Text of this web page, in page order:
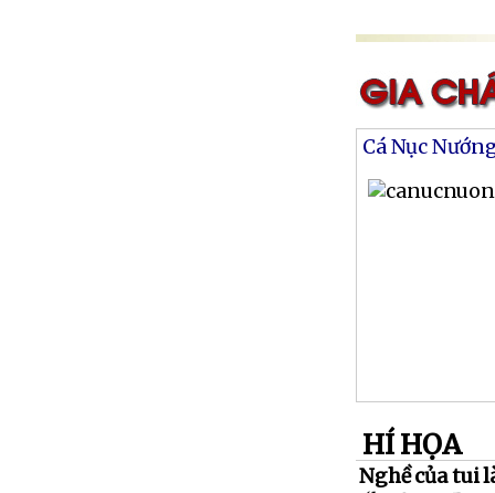
Cá Nục
HÍ HỌA
Nghề của tui